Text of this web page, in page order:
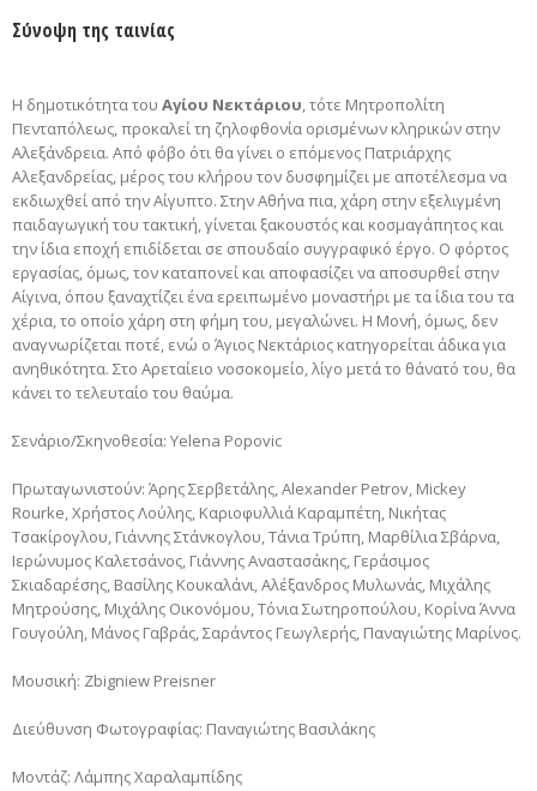
Σύνοψη της ταινίας
Η δημοτικότητα του Αγίου Νεκτάριου, τότε Μητροπολίτη
Πενταπόλεως, προκαλεί τη ζηλοφθονία ορισμένων κληρικών στην
Αλεξάνδρεια. Από φόβο ότι θα γίνει ο επόμενος Πατριάρχης
Αλεξανδρείας, μέρος του κλήρου τον δυσφημίζει με αποτέλεσμα να
εκδιωχθεί από την Αίγυπτο. Στην Αθήνα πια, χάρη στην εξελιγμένη
παιδαγωγική του τακτική, γίνεται ξακουστός και κοσμαγάπητος και
την ίδια εποχή επιδίδεται σε σπουδαίο συγγραφικό έργο. Ο φόρτος
εργασίας, όμως, τον καταπονεί και αποφασίζει να αποσυρθεί στην
Αίγινα, όπου ξαναχτίζει ένα ερειπωμένο μοναστήρι με τα ίδια του τα
χέρια, το οποίο χάρη στη φήμη του, μεγαλώνει. Η Μονή, όμως, δεν
αναγνωρίζεται ποτέ, ενώ ο Άγιος Νεκτάριος κατηγορείται άδικα για
ανηθικότητα. Στο Αρεταίειο νοσοκομείο, λίγο μετά το θάνατό του, θα
κάνει το τελευταίο του θαύμα.
Σενάριο/Σκηνοθεσία: Yelena Popovic
Πρωταγωνιστούν: Άρης Σερβετάλης, Alexander Petrov, Mickey
Rourke, Χρήστος Λούλης, Καριοφυλλιά Καραμπέτη, Νικήτας
Τσακίρογλου, Γιάννης Στάνκογλου, Τάνια Τρύπη, Μαρθίλια Σβάρνα,
Ιερώνυμος Καλετσάνος, Γιάννης Αναστασάκης, Γεράσιμος
Σκιαδαρέσης, Βασίλης Κουκαλάνι, Αλέξανδρος Μυλωνάς, Μιχάλης
Μητρούσης, Μιχάλης Οικονόμου, Τόνια Σωτηροπούλου, Κορίνα Άννα
Γουγούλη, Μάνος Γαβράς, Σαράντος Γεωγλερής, Παναγιώτης Μαρίνος.
Μουσική: Zbigniew Preisner
Διεύθυνση Φωτογραφίας: Παναγιώτης Βασιλάκης
Μοντάζ: Λάμπης Χαραλαμπίδης